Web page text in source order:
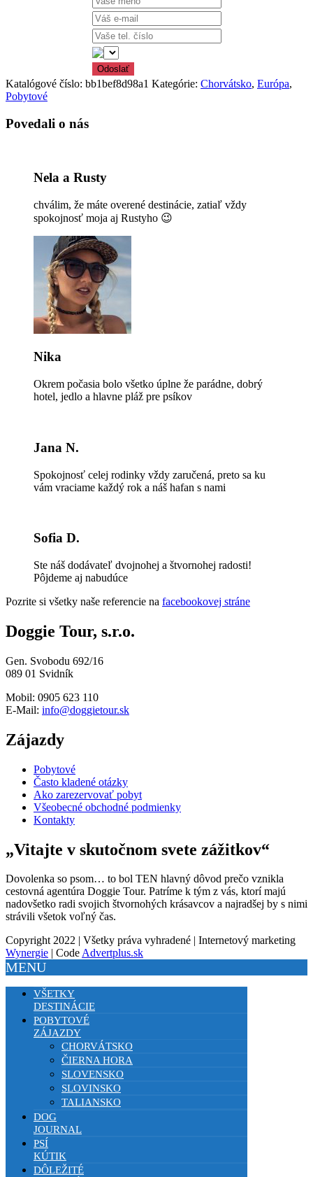
Katalógové číslo: bb1bef8d98a1 Kategórie: Chorvátsko, Európa,
Pobytové
Povedali o nás
Nela a Rusty
chválim, že máte overené destinácie, zatiaľ vždy
spokojnosť moja aj Rustyho 😉
Nika
Okrem počasia bolo všetko úplne že parádne, dobrý
hotel, jedlo a hlavne pláž pre psíkov
Jana N.
Spokojnosť celej rodinky vždy zaručená, preto sa ku
vám vraciame každý rok a náš hafan s nami
Sofia D.
Ste náš dodávateľ dvojnohej a štvornohej radosti!
Pôjdeme aj nabudúce
Pozrite si všetky naše referencie na facebookovej stráne
Doggie Tour, s.r.o.
Gen. Svobodu 692/16
089 01 Svidník
Mobil: 0905 623 110
E-Mail: info@doggietour.sk
Zájazdy
Pobytové
Často kladené otázky
Ako zarezervovať pobyt
Všeobecné obchodné podmienky
Kontakty
„Vitajte v skutočnom svete zážitkov“
Dovolenka so psom… to bol TEN hlavný dôvod prečo vznikla
cestovná agentúra Doggie Tour. Patríme k tým z vás, ktorí majú
nadovšetko radi svojich štvornohých krásavcov a najradšej by s nimi
strávili všetok voľný čas.
Copyright 2022 | Všetky práva vyhradené | Internetový marketing
Wynergie | CodeAdvertplus.sk
MENU
VŠETKY
DESTINÁCIE
POBYTOVÉ
ZÁJAZDY
CHORVÁTSKO
ČIERNA HORA
SLOVENSKO
SLOVINSKO
TALIANSKO
DOG
JOURNAL
PSÍ
KÚTIK
DÔLEŽITÉ